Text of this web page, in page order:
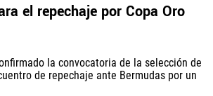
el repechaje por Copa Oro
la convocatoria de la selección de
de repechaje ante Bermudas por un